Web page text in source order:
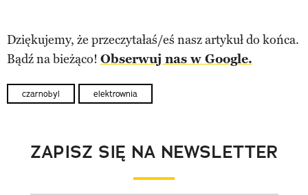
Dziękujemy, że przeczytałaś/eś nasz artykuł do końca.
Bądź na bieżąco! Obserwuj nas w Google.
czarnobyl elektrownia
ZAPISZ SIĘ NA NEWSLETTER